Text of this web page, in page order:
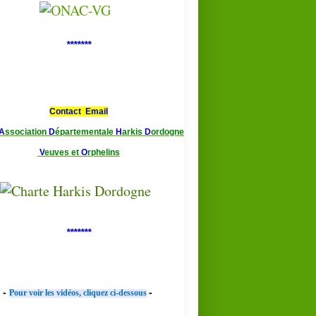
*******
Contact Email
ssociation Départementale Harkis Dordogne
Veuves et Orphelins
*******
- Pour voir les vidéos, cliquez ci-dessous -